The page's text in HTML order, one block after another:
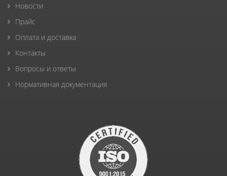
Новости
Прайс
Оплата и доставка
Контакты
Вопросы и ответы
Нормативная документация